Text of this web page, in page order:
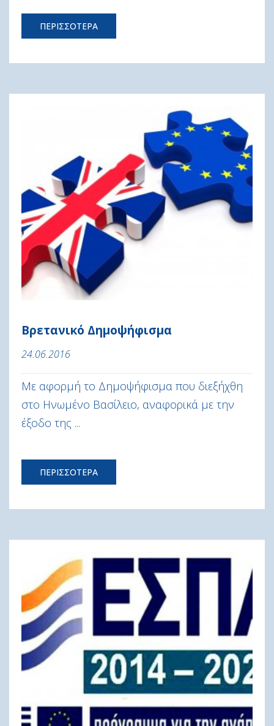
ΠΕΡΙΣΣΟΤΕΡΑ
Βρετανικό Δημοψήφισμα
24.06.2016
Με αφορμή το Δημοψήφισμα που διεξήχθη
στο Ηνωμένο Βασίλειο, αναφορικά με την
έξοδο της ...
ΠΕΡΙΣΣΟΤΕΡΑ